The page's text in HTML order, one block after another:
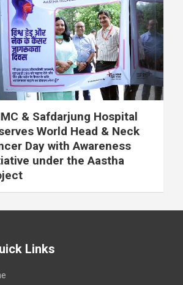
& Safdarjung Hospital
World Head & Neck
Day with Awareness
under the Aastha
Links